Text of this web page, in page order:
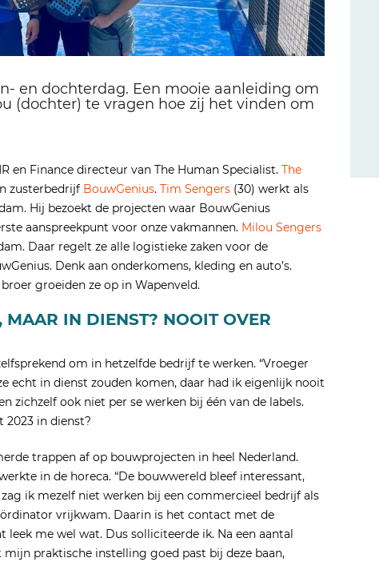
en dochterdag. Een mooie aanleiding om
(dochter) te vragen hoe zij het vinden om
en Finance directeur van The Human Specialist. The
zusterbedrijf BouwGenius. Tim Sengers (30) werkt als
Hij bezoekt de projecten waar BouwGenius
aanspreekpunt voor onze vakmannen. Milou Sengers
Daar regelt ze alle logistieke zaken voor de
Denk aan onderkomens, kleding en auto’s.
groeiden ze op in Wapenveld.
MAAR IN DIENST? NOOIT OVER
om in hetzelfde bedrijf te werken. “Vroeger
echt in dienst zouden komen, daar had ik eigenlijk nooit
zichzelf ook niet per se werken bij één van de labels.
2023 in dienst?
trappen af op bouwprojecten in heel Nederland.
in de horeca. “De bouwwereld bleef interessant,
ik mezelf niet werken bij een commercieel bedrijf als
vrijkwam. Daarin is het contact met de
me wel wat. Dus solliciteerde ik. Na een aantal
praktische instelling goed past bij deze baan,